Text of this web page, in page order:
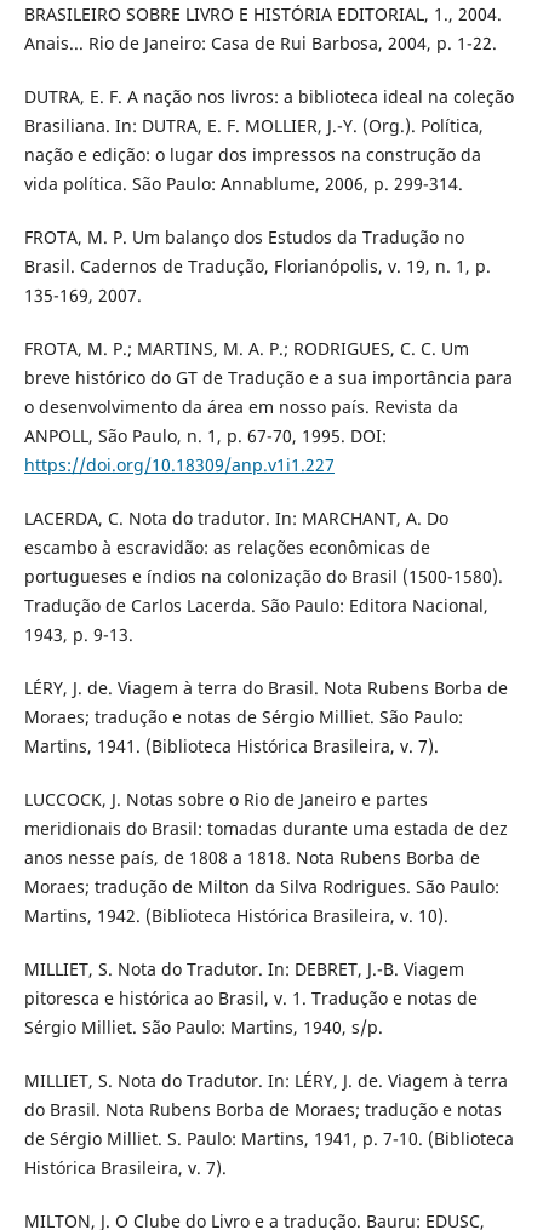
BRASILEIRO SOBRE LIVRO E HISTÓRIA EDITORIAL, 1., 2004.
Anais... Rio de Janeiro: Casa de Rui Barbosa, 2004, p. 1-22.
DUTRA, E. F. A nação nos livros: a biblioteca ideal na coleção
Brasiliana. In: DUTRA, E. F. MOLLIER, J.-Y. (Org.). Política,
nação e edição: o lugar dos impressos na construção da
vida política. São Paulo: Annablume, 2006, p. 299-314.
FROTA, M. P. Um balanço dos Estudos da Tradução no
Brasil. Cadernos de Tradução, Florianópolis, v. 19, n. 1, p.
135-169, 2007.
FROTA, M. P.; MARTINS, M. A. P.; RODRIGUES, C. C. Um
breve histórico do GT de Tradução e a sua importância para
o desenvolvimento da área em nosso país. Revista da
ANPOLL, São Paulo, n. 1, p. 67-70, 1995. DOI:
https://doi.org/10.18309/anp.v1i1.227
LACERDA, C. Nota do tradutor. In: MARCHANT, A. Do
escambo à escravidão: as relações econômicas de
portugueses e índios na colonização do Brasil (1500-1580).
Tradução de Carlos Lacerda. São Paulo: Editora Nacional,
1943, p. 9-13.
LÉRY, J. de. Viagem à terra do Brasil. Nota Rubens Borba de
Moraes; tradução e notas de Sérgio Milliet. São Paulo:
Martins, 1941. (Biblioteca Histórica Brasileira, v. 7).
LUCCOCK, J. Notas sobre o Rio de Janeiro e partes
meridionais do Brasil: tomadas durante uma estada de dez
anos nesse país, de 1808 a 1818. Nota Rubens Borba de
Moraes; tradução de Milton da Silva Rodrigues. São Paulo:
Martins, 1942. (Biblioteca Histórica Brasileira, v. 10).
MILLIET, S. Nota do Tradutor. In: DEBRET, J.-B. Viagem
pitoresca e histórica ao Brasil, v. 1. Tradução e notas de
Sérgio Milliet. São Paulo: Martins, 1940, s/p.
MILLIET, S. Nota do Tradutor. In: LÉRY, J. de. Viagem à terra
do Brasil. Nota Rubens Borba de Moraes; tradução e notas
de Sérgio Milliet. S. Paulo: Martins, 1941, p. 7-10. (Biblioteca
Histórica Brasileira, v. 7).
MILTON, J. O Clube do Livro e a tradução. Bauru: EDUSC,